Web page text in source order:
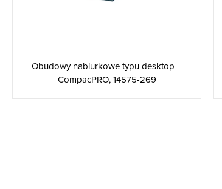
Obudowy nabiurkowe typu desktop –
CompacPRO, 14575-269